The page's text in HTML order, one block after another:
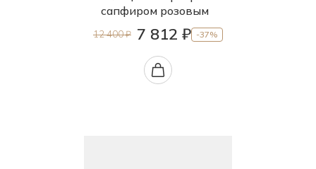
сапфиром розовым
12 400 ₽ 7 812 ₽ -37%